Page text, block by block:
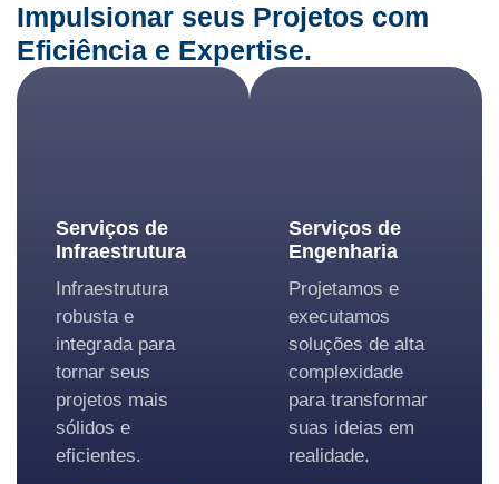
Impulsionar seus Projetos com
Eficiência e Expertise.
Serviços de
Infraestrutura
Infraestrutura
robusta e
integrada para
tornar seus
projetos mais
sólidos e
eficientes.
Serviços de
Engenharia
Projetamos e
executamos
soluções de alta
complexidade
para transformar
suas ideias em
realidade.